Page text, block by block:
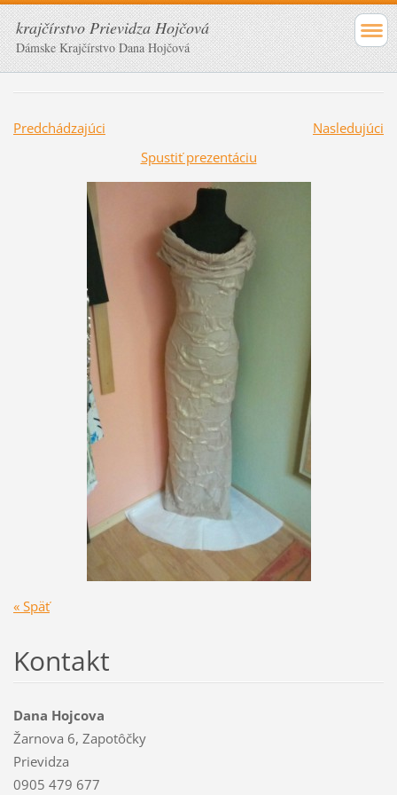
krajčírstvo Prievidza Hojčová
Dámske Krajčírstvo Dana Hojčová
Predchádzajúci
Nasledujúci
Spustiť prezentáciu
« Späť
Kontakt
Dana Hojcova
Žarnova 6, Zapotôčky
Prievidza
0905 479 677